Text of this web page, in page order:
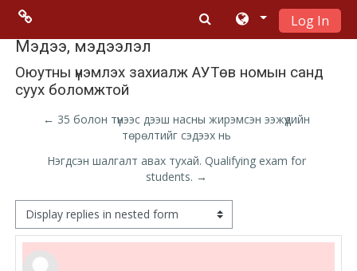
Menu 2
Moodle
community
Moodle
Moodle
development
Log In
Мэдээ, мэдээлэл
Оюутны үнэмлэх захиалж АУТөв номын санд
суух боломжтой
← 35 болон түүнээс дээш насны жирэмсэн ээжүүдийн
төрөлтийг сэдээх нь
Нэгдсэн шалгалт авах тухай. Qualifying exam for
students. →
Display mode